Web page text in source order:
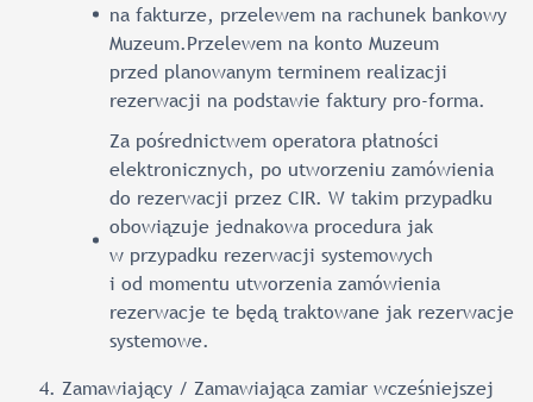
na fakturze, przelewem na rachunek bankowy
Muzeum.Przelewem na konto Muzeum
przed planowanym terminem realizacji
rezerwacji na podstawie faktury pro-forma.
Za pośrednictwem operatora płatności
elektronicznych, po utworzeniu zamówienia
do rezerwacji przez CIR. W takim przypadku
obowiązuje jednakowa procedura jak
w przypadku rezerwacji systemowych
i od momentu utworzenia zamówienia
rezerwacje te będą traktowane jak rezerwacje
systemowe.
Zamawiający / Zamawiająca zamiar wcześniejszej